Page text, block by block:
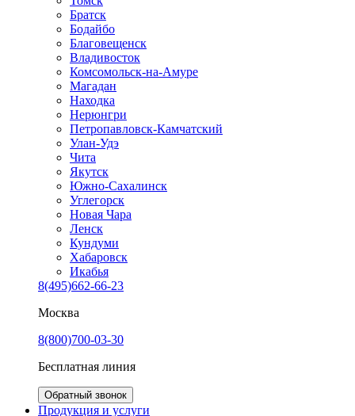
Братск
Бодайбо
Благовещенск
Владивосток
Комсомольск-на-Амуре
Магадан
Находка
Нерюнгри
Петропавловск-Камчатский
Улан-Удэ
Чита
Якутск
Южно-Сахалинск
Углегорск
Новая Чара
Ленск
Кундуми
Хабаровск
Икабья
8(495)662-66-23
Москва
8(800)700-03-30
Бесплатная линия
Обратный звонок
Продукция и услуги